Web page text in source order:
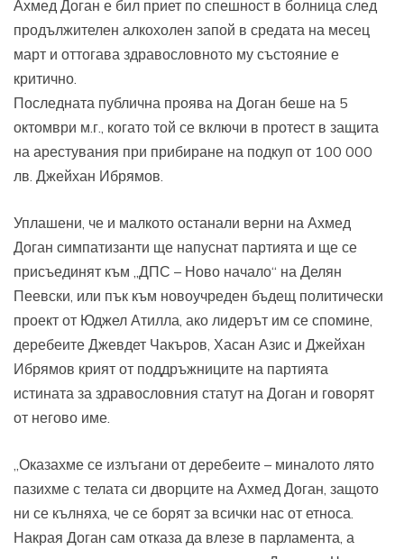
Ахмед Доган е бил приет по спешност в болница след
продължителен алкохолен запой в средата на месец
март и оттогава здравословното му състояние е
критично.
Последната публична проява на Доган беше на 5
октомври м.г., когато той се включи в протест в защита
на арестувания при прибиране на подкуп от 100 000
лв. Джейхан Ибрямов.
Уплашени, че и малкото останали верни на Ахмед
Доган симпатизанти ще напуснат партията и ще се
присъединят към „ДПС – Ново начало“ на Делян
Пеевски, или пък към новоучреден бъдещ политически
проект от Юджел Атилла, ако лидерът им се спомине,
деребеите Джевдет Чакъров, Хасан Азис и Джейхан
Ибрямов крият от поддръжниците на партията
истината за здравословния статут на Доган и говорят
от негово име.
„Оказахме се излъгани от деребеите – миналото лято
пазихме с телата си дворците на Ахмед Доган, защото
ни се кълняха, че се борят за всички нас от етноса.
Накрая Доган сам отказа да влезе в парламента, а